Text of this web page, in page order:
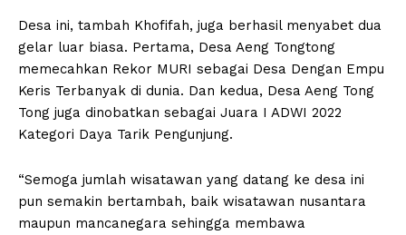
Desa ini, tambah Khofifah, juga berhasil menyabet dua
gelar luar biasa. Pertama, Desa Aeng Tongtong
memecahkan Rekor MURI sebagai Desa Dengan Empu
Keris Terbanyak di dunia. Dan kedua, Desa Aeng Tong
Tong juga dinobatkan sebagai Juara I ADWI 2022
Kategori Daya Tarik Pengunjung.
“Semoga jumlah wisatawan yang datang ke desa ini
pun semakin bertambah, baik wisatawan nusantara
maupun mancanegara sehingga membawa